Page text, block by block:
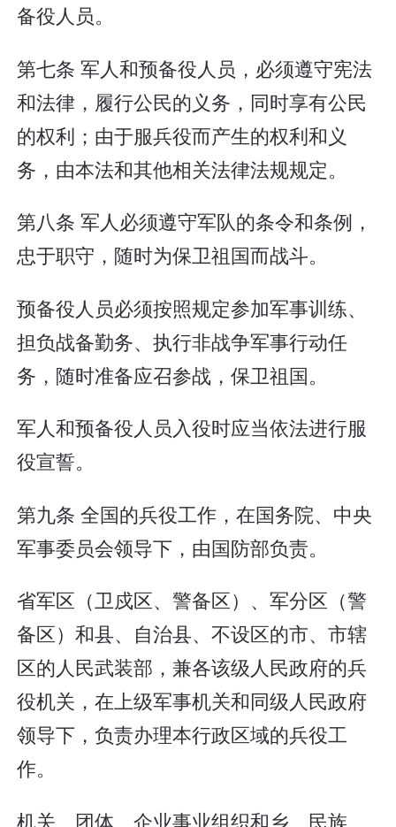
备役人员。
第七条 军人和预备役人员，必须遵守宪法
和法律，履行公民的义务，同时享有公民
的权利；由于服兵役而产生的权利和义
务，由本法和其他相关法律法规规定。
第八条 军人必须遵守军队的条令和条例，
忠于职守，随时为保卫祖国而战斗。
预备役人员必须按照规定参加军事训练、
担负战备勤务、执行非战争军事行动任
务，随时准备应召参战，保卫祖国。
军人和预备役人员入役时应当依法进行服
役宣誓。
第九条 全国的兵役工作，在国务院、中央
军事委员会领导下，由国防部负责。
省军区（卫戍区、警备区）、军分区（警
备区）和县、自治县、不设区的市、市辖
区的人民武装部，兼各该级人民政府的兵
役机关，在上级军事机关和同级人民政府
领导下，负责办理本行政区域的兵役工
作。
机关、团体、企业事业组织和乡、民族